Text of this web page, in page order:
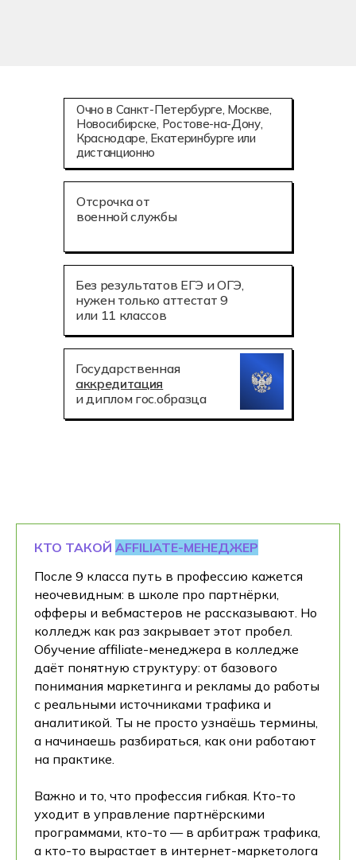
Государственная
аккредитация
и диплом гос.образца
Отсрочка от
военной службы
Без результатов ЕГЭ и ОГЭ,
нужен только аттестат 9
или 11 классов
Очно в Санкт-Петербурге, Москве,
Новосибирске, Ростове-на-Дону,
Краснодаре, Екатеринбурге или
дистанционно
КТО ТАКОЙ AFFILIATE-МЕНЕДЖЕР
После 9 класса путь в профессию кажется
неочевидным: в школе про партнёрки,
офферы и вебмастеров не рассказывают. Но
колледж как раз закрывает этот пробел.
Обучение affiliate-менеджера в колледже
даёт понятную структуру: от базового
понимания маркетинга и рекламы до работы
с реальными источниками трафика и
аналитикой. Ты не просто узнаёшь термины,
а начинаешь разбираться, как они работают
на практике.
Важно и то, что профессия гибкая. Кто-то
уходит в управление партнёрскими
программами, кто-то — в арбитраж трафика,
а кто-то вырастает в интернет-маркетолога